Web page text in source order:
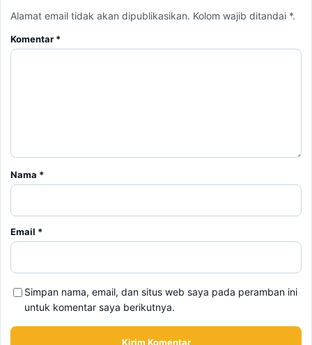
Alamat email tidak akan dipublikasikan. Kolom wajib ditandai *.
Komentar *
Nama *
Email *
Simpan nama, email, dan situs web saya pada peramban ini
untuk komentar saya berikutnya.